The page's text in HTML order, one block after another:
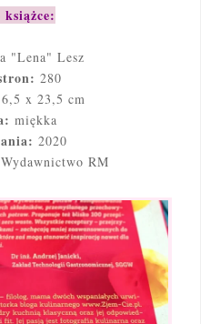
książce:
"Lena" Lesz
280
x 23,5 cm
miękka
2020
Wydawnictwo RM